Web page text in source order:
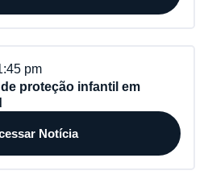
pm
proteção infantil em
Notícia